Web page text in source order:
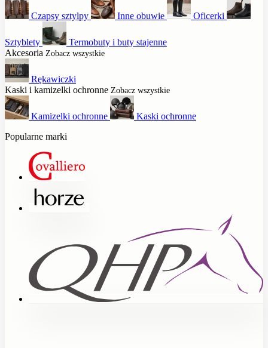
Czapsy sztylpy Inne obuwie Oficerki
Sztyblety
Termobuty i buty stajenne
Akcesoria Zobacz wszystkie
Rękawiczki
Kaski i kamizelki ochronne Zobacz wszystkie
Kamizelki ochronne
Kaski ochronne
Popularne marki